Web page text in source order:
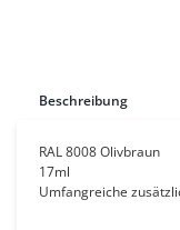
Beschreibung
RAL 8008 Olivbraun
17ml
Umfangreiche